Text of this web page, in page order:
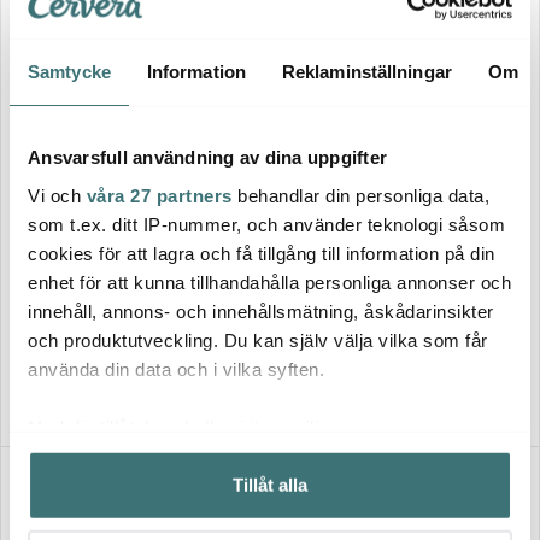
Samtycke Information Reklaminställningar Om
Ansvarsfull användning av dina uppgifter
Vi och våra 27 partners behandlar din personliga data,
som t.ex. ditt IP-nummer, och använder teknologi såsom
cookies för att lagra och få tillgång till information på din
enhet för att kunna tillhandahålla personliga annonser och
innehåll, annons- och innehållsmätning, åskådarinsikter
och produktutveckling. Du kan själv välja vilka som får
använda din data och i vilka syften.
Samla in information om din geografiska plats som
kan ha en noggrannhet på upp till flera meter
Identifiera din enhet genom att aktivt skanna den för
Tillåt alla
Stoff Nagel
Stoff Nagel Vas Krom
369 kr
I lager
Stoff Nagel
Stoff Nagel Fot 23x17 cm
Krom
1899 kr